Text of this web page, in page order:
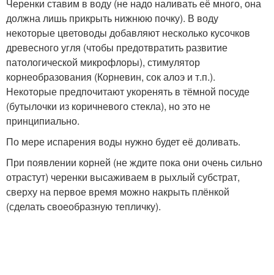
Черенки ставим в воду (не надо наливать её много, она
должна лишь прикрыть нижнюю почку). В воду
некоторые цветоводы добавляют несколько кусочков
древесного угля (чтобы предотвратить развитие
патологической микрофлоры), стимулятор
корнеобразования (Корневин, сок алоэ и т.п.).
Некоторые предпочитают укоренять в тёмной посуде
(бутылочки из коричневого стекла), но это не
принципиально.
По мере испарения воды нужно будет её доливать.
При появлении корней (не ждите пока они очень сильно
отрастут) черенки высаживаем в рыхлый субстрат,
сверху на первое время можно накрыть плёнкой
(сделать своеобразную тепличку).